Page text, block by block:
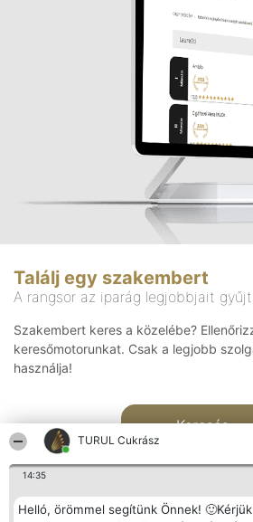
TURUL Cukrász
14:35
Helló, örömmel segítünk Önnek!
Találj egy szakembert
A rangsor az iparág legjobbjait
Szakembert keres a közelébe?
keresőmotorunkat. Csak a legjobb
használja!
Keresés